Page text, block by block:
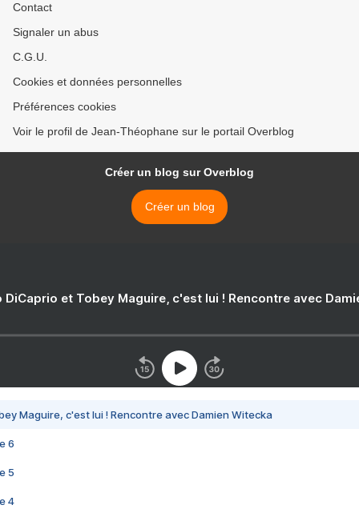
Contact
Signaler un abus
C.G.U.
Cookies et données personnelles
Préférences cookies
Voir le profil de Jean-Théophane sur le portail Overblog
Créer un blog sur Overblog
Créer un blog
DiCaprio et Tobey Maguire, c'est lui ! Rencontre avec
Maguire, c'est lui ! Rencontre avec Damien Witecka
6
5
4